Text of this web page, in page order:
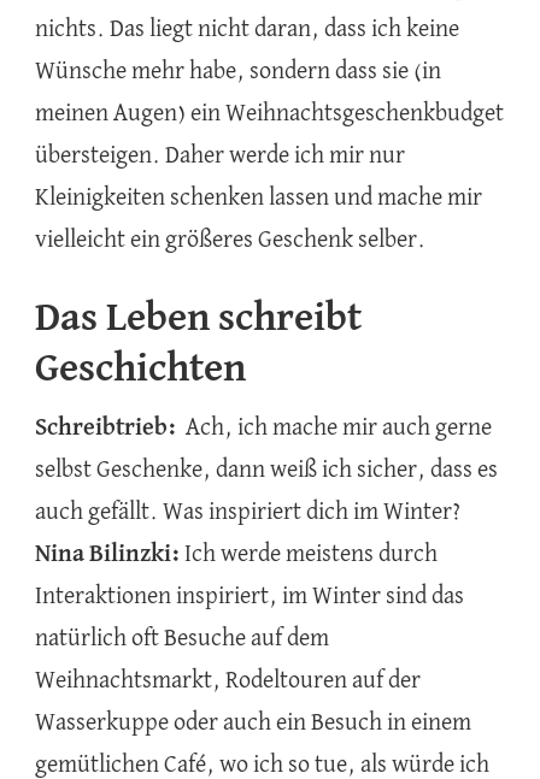
nichts. Das liegt nicht daran, dass ich keine
Wünsche mehr habe, sondern dass sie (in
meinen Augen) ein Weihnachtsgeschenkbudget
übersteigen. Daher werde ich mir nur
Kleinigkeiten schenken lassen und mache mir
vielleicht ein größeres Geschenk selber.
Das Leben schreibt
Geschichten
Schreibtrieb: Ach, ich mache mir auch gerne
selbst Geschenke, dann weiß ich sicher, dass es
auch gefällt. Was inspiriert dich im Winter?
Nina Bilinzki: Ich werde meistens durch
Interaktionen inspiriert, im Winter sind das
natürlich oft Besuche auf dem
Weihnachtsmarkt, Rodeltouren auf der
Wasserkuppe oder auch ein Besuch in einem
gemütlichen Café, wo ich so tue, als würde ich